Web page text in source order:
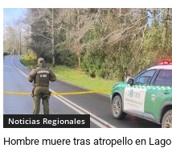
Noticias Regionales
Hombre muere tras atropello en Lago